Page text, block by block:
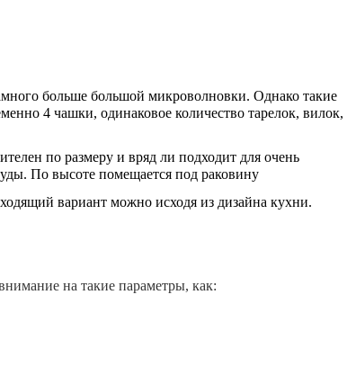
больше большой микроволновки. Однако такие
4 чашки, одинаковое количество тарелок, вилок,
по размеру и вряд ли подходит для очень
По высоте помещается под раковину
вариант можно исходя из дизайна кухни.
на такие параметры, как: